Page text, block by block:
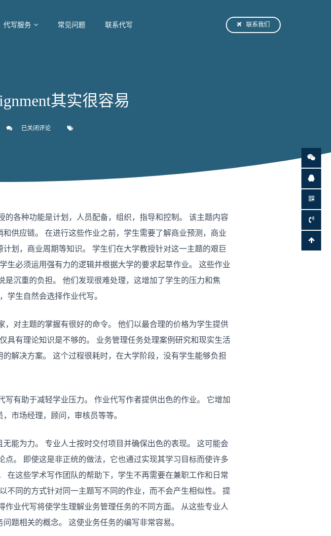
代写服务 常见问题 联系代写 联系我们
其实很容易
商
很
容
易
已关闭评论
各种功能是计划，人员配备，组织，指导和控制。 该主题内容
供应链。 在进行这些作业之前，学生需要了解商业预测，商业
划，商业周期等知识。 学生们在大学教授针对这一主题的艰巨
生必须运用强有力的逻辑并根据大学的要求起草作业。 这些作业
沉重的负担。 他们发现很难处理，这增加了学生的压力和焦
学生自然会选择作业代写。
对主题的掌握有很好的命令。 他们以最合理的价格为学生提供
具有理论知识是不够的。 业务管理任务处理案例研究和现实生活
解决方案。 这个过程很耗时，在大学阶段，没有学生能够负担
有助于减轻学业压力。 作业代写作者提供出色的作业。 它增加
市场经理，顾问，审核员等等。
能为力。 专业人士按时交付项目并确保出色的表现。 这可能会
。 即使这是非正统的做法，它也通过实现其学习目标而使许多
在这些学术写作团队的帮助下，学生不再需要在兼职工作和日常
不同的方式针对同一主题写不同的作业，而不会产生相似性。 提
业代写将使学生理解业务管理任务的不同方面。 从这些专业人
题相关的概念。 这使业务任务的编写非常容易。